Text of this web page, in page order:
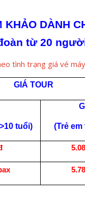
KHẢO DÀNH
từ 20
tình trạng giá vé
GIÁ TOUR
tuổi) (Trẻ